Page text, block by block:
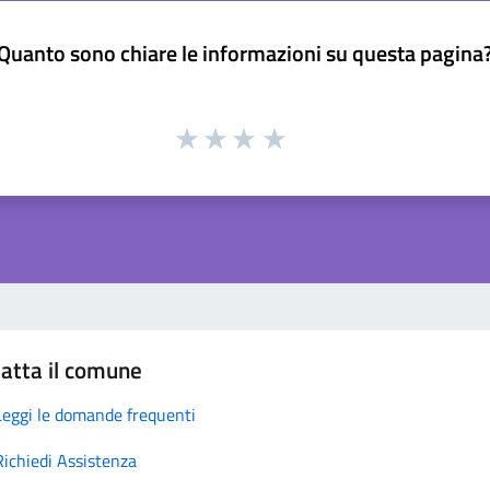
sono chiare le informazioni su questa
il comune
le domande frequenti
Assistenza